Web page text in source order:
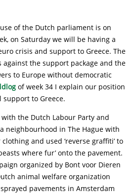
of the Dutch parliament is on
on Saturday we will be having a
crisis and support to Greece. The
against the support package and the
to Europe without democratic
of week 34 I explain our position
to Greece.
the Dutch Labour Party and
neighbourhood in The Hague with
and used ‘reverse graffiti’ to
where fur’ onto the pavement.
organized by Bont voor Dieren
animal welfare organization
pavements in Amsterdam